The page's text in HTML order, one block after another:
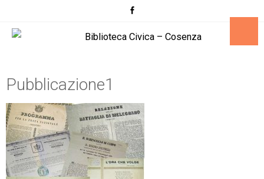
Pubblicazione1